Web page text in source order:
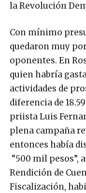
la Revolución
Con mínimo
quedaron muy
oponentes. En
quien habría
actividades de
diferencia de
priista Luis
plena campaña
entonces había
“500 mil pesos”,
Rendición de
Fiscalización,